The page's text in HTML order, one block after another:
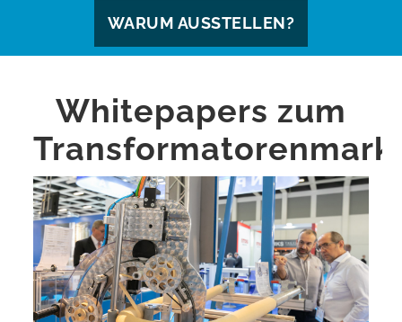
WARUM AUSSTELLEN?
Whitepapers zum